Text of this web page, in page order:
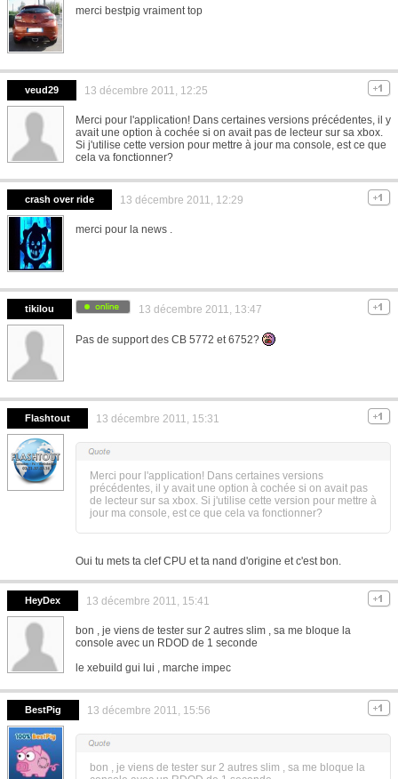
merci bestpig vraiment top
veud29 13 décembre 2011, 12:25
Merci pour l'application! Dans certaines versions précédentes, il y
avait une option à cochée si on avait pas de lecteur sur sa xbox.
Si j'utilise cette version pour mettre à jour ma console, est ce que
cela va fonctionner?
crash over ride 13 décembre 2011, 12:29
merci pour la news .
tikilou 13 décembre 2011, 13:47
Pas de support des CB 5772 et 6752?
Flashtout 13 décembre 2011, 15:31
Merci pour l'application! Dans certaines versions
précédentes, il y avait une option à cochée si on avait pas
de lecteur sur sa xbox. Si j'utilise cette version pour mettre à
jour ma console, est ce que cela va fonctionner?
Oui tu mets ta clef CPU et ta nand d'origine et c'est bon.
HeyDex 13 décembre 2011, 15:41
bon , je viens de tester sur 2 autres slim , sa me bloque la
console avec un RDOD de 1 seconde
le xebuild gui lui , marche impec
BestPig 13 décembre 2011, 15:56
bon , je viens de tester sur 2 autres slim , sa me bloque la